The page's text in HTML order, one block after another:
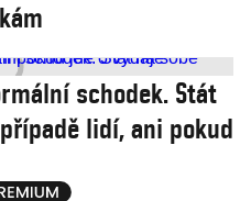
schodek. Stát
lidí, ani pokud